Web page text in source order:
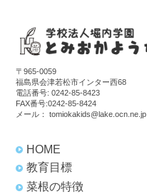
〒965-0059
福島県会津若松市インター西68
電話番号:0242-85-8423
FAX番号:0242-85-8424
メール：tomiokakids@lake.ocn.ne.jp
HOME
教育目標
菜根の特徴